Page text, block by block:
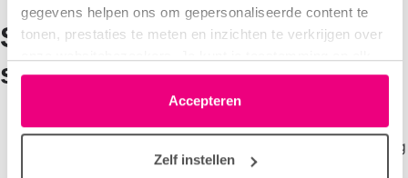
gegevens helpen ons om gepersonaliseerde content te
tonen, prestaties te meten en inzichten te verkrijgen over
moment wijzigen of intrekken via het cookie-icoontje
linksonder elke pagina. De lijst met partners is te vinden
in het tabblad “details”.
Accepteren
Zelf instellen
Snel en eenvoudig meer
schenken
in of vraag
formulier per postaan.